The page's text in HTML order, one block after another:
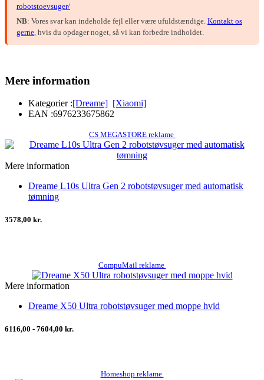
robotstoevsuger/
NB: Vores svar kan indeholde fejl eller være ufuldstændige. Kontakt os
gerne , hvis du opdager noget, så vi kan forbedre indholdet.
Mere information
Kategorier :[Dreame] [Xiaomi]
EAN :6976233675862
CS MEGASTORE reklame
Mere information
Dreame L10s Ultra Gen 2 robotstøvsuger med automatisk
tømning
3578,00 kr.
CompuMail reklame
Mere information
Dreame X50 Ultra robotstøvsuger med moppe hvid
6116,00 - 7604,00 kr.
Homeshop reklame